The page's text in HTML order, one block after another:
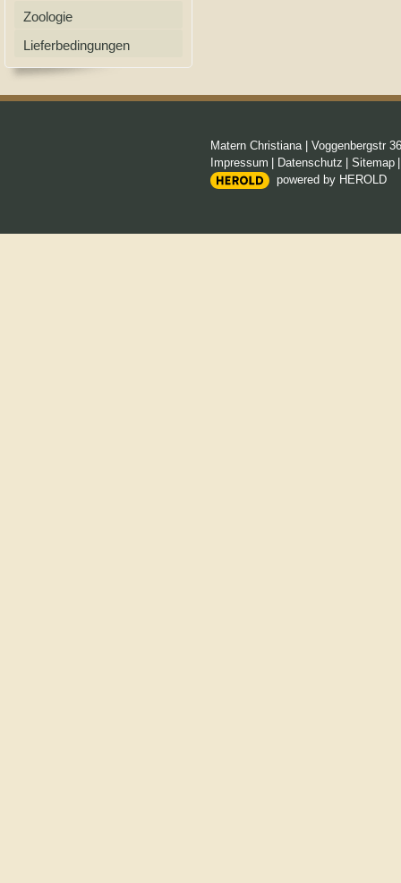
Zoologie
Lieferbedingungen
Matern Christiana| Voggenbergstr 36
Impressum
Datenschutz Sitemap
powered by HEROLD